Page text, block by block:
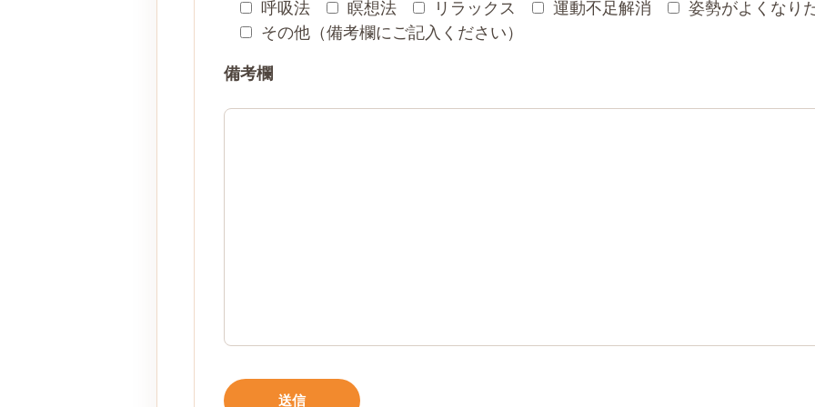
呼吸法 瞑想法 リラックス 運動不足解消
姿勢がよくなり
その他（備考欄にご記入ください）
備考欄